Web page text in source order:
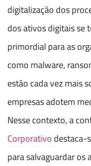
digitalização dos
dos ativos digitais se
primordial para as
como malware,
estão cada vez mais
empresas adotem
Nesse contexto, a
Corporativodestaca-
para salvaguardar os